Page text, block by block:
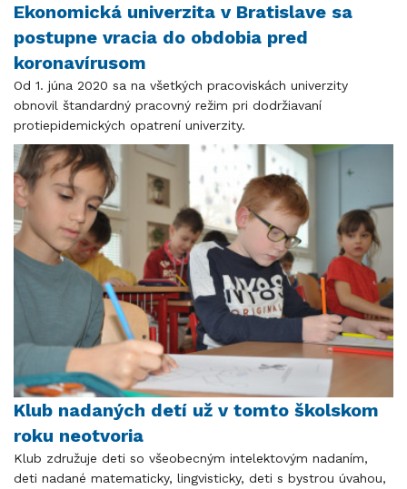
Ekonomická univerzita v Bratislave sa
postupne vracia do obdobia pred
koronavírusom
Od 1. júna 2020 sa na všetkých pracoviskách univerzity
obnovil štandardný pracovný režim pri dodržiavaní
protiepidemických opatrení univerzity.
Klub nadaných detí už v tomto školskom
roku neotvoria
Klub združuje deti so všeobecným intelektovým nadaním,
deti nadané matematicky, lingvisticky, deti s bystrou úvahou,